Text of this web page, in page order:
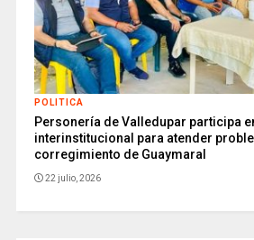
POLITICA
Personería de Valledupar participa
interinstitucional para atender
corregimiento de Guaymaral
22 julio, 2026